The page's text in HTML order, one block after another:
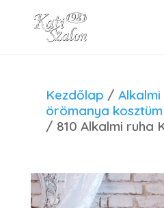
Kezdőlap /
örömanya kosztüm
/ 810 Alkalmi ruha